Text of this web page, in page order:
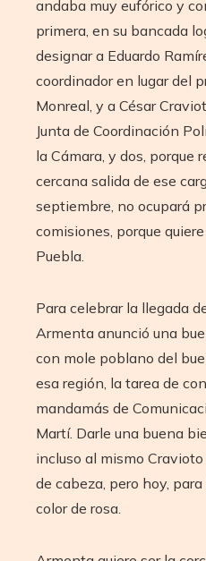
andaba muy eufórico y
primera, en su bancada
designar a Eduardo
coordinador en lugar del
Monreal, y a César
Junta de Coordinación
la Cámara, y dos, porque
cercana salida de ese
septiembre, no ocupará
comisiones, porque
Puebla.
Para celebrar la llegada
Armenta anunció una
con mole poblano del
esa región, la tarea de
mandamás de
Martí. Darle una buena
incluso al mismo
de cabeza, pero hoy,
color de rosa.